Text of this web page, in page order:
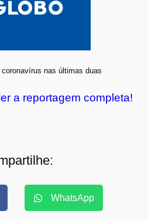
nas últimas duas
a reportagem completa!
WhatsApp